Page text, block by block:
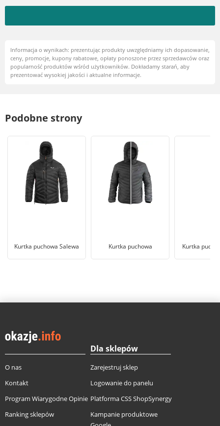
Informacja o wynikach: prezentując produkty uwzględniamy ich dopasowanie,
ceny, promocje, kupony rabatowe, opłaty ponoszone przez sprzedawców oraz
popularność produktów wśród użytkowników. Dokładamy starań, aby
prezentować wysokiej jakości i aktualne informacje.
Podobne strony
Kurtka puchowa Salewa Kurtka puchowa Kurtka
O nas
Kontakt
Program Wiarygodne Opinie
Ranking sklepów
Dla sklepów
Zarejestruj sklep
Logowanie do panelu
Platforma CSS ShopSynergy
Kampanie produktowe